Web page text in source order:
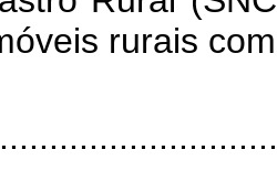
rurais